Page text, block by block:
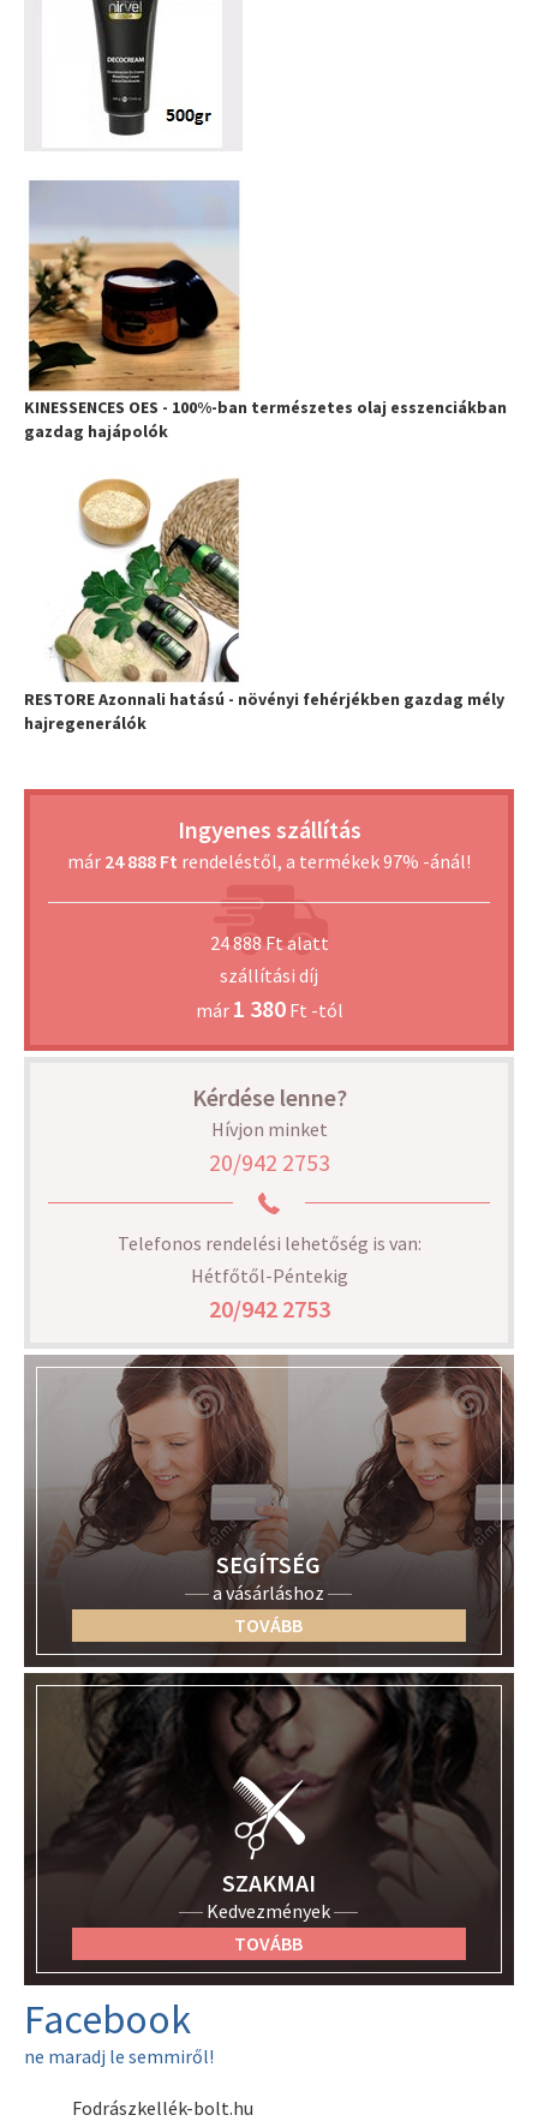
KINESSENCES OES - 100%-ban természetes olaj esszenciákban
gazdag hajápolók
RESTORE Azonnali hatású - növényi fehérjékben gazdag mély
hajregenerálók
Ingyenes szállítás
már 24 888 Ft rendeléstől, a termékek 97% -ánál!
24 888 Ft alatt
szállítási díj
már 1 380Ft -tól
Kérdése lenne?
Hívjon minket
20/942 2753
Telefonos rendelési lehetőség is van:
Hétfőtől-Péntekig
20/942 2753
SEGÍTSÉG
a vásárláshoz
TOVÁBB
SZAKMAI
Kedvezmények
TOVÁBB
Facebook
ne maradj le semmiről!
Fodrászkellék-bolt.hu